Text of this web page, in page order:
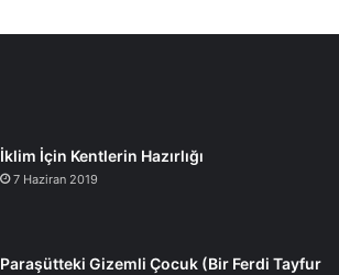
İklim İçin Kentlerin Hazırlığı
7 Haziran 2019
Paraşütteki Gizemli Çocuk (Bir Ferdi Tayfur